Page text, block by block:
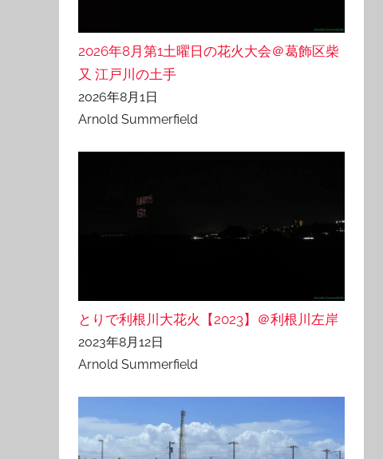
2026年8月第1土曜日の花火大会＠葛飾区柴
又 江戸川の土手
2026年8月1日
Arnold Summerfield
とりで利根川大花火【2023】＠利根川左岸
2023年8月12日
Arnold Summerfield